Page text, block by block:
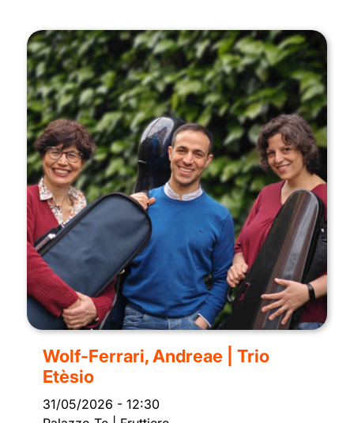
Wolf-Ferrari, Andreae | Trio
Etèsio
31/05/2026 - 12:30